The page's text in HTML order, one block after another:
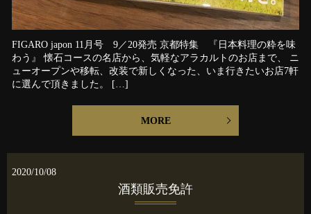
FIGARO japon 11月号 9／20発売 京都特集 『日本料理の粋を味
わう』 懐石コースの名店から、気軽なアラカルトのお店まで、 ニ
ューオープンや移転、改装で新しくなった、いま行きたいお店7軒
に選んで頂きました。 […]
MORE
2020/10/08
酒類販売免許